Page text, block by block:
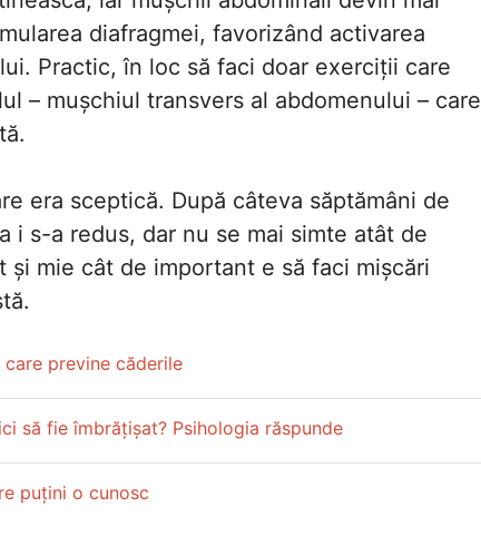
diafragmei, favorizând activarea
Practic, în loc să faci doar exerciții care
– mușchiul transvers al abdomenului – care
era sceptică. După câteva săptămâni de
i s-a redus, dar nu se mai simte atât de
mie cât de important e să faci mișcări
previne căderile
să fie îmbrățișat? Psihologia răspunde
puțini o cunosc